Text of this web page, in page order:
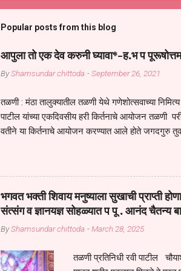
Popular posts from this blog
आपुला तो एक देव करुनी घ्यावा*-ह.भ प
ByShamsundar chittoda -September 26, 2021
तळणी : मंठा तालुक्यातील तळणी येथे गणेशोत्सवाच्या निमित्य
पाटील यांच्या एकदिवसीय हरी किर्तनाचे आयोजन तळणी
वतीने या किर्तनाचे आयोजन करण्यात आले होते जगदगुरु
जातीच्या परीक्षेचा काळ आहे धर्ममंडपात बसलेली लोक ही
महामारीतून जर आपल्याला वाचायचे असेल तर धार्मीक
सप्रदायच खूप मोठा आधार आहे सध्य स्थितीत मानव
गरजा कीती कमी आहेत यांची जाणीव आपल्या सगळ्याना
आधार असते परतू आज काल तीच साधना करण्याचा
भगवत भक्ती शिवाय मनुष्याला सुखाची प्राप्ती
संत्संग व ज्ञानयज्ञ सोहळ्यात प पू . आनंद चैतन्य
ByShamsundar chittoda -March 28, 2025
तळणी प्रतिनिधी रवी पाटील